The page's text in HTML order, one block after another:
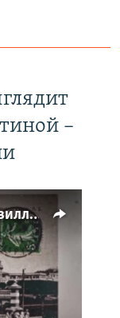
–
Домик у океана. Как выглядит вилла для Людмилы Путиной – репортаж с юга Франции